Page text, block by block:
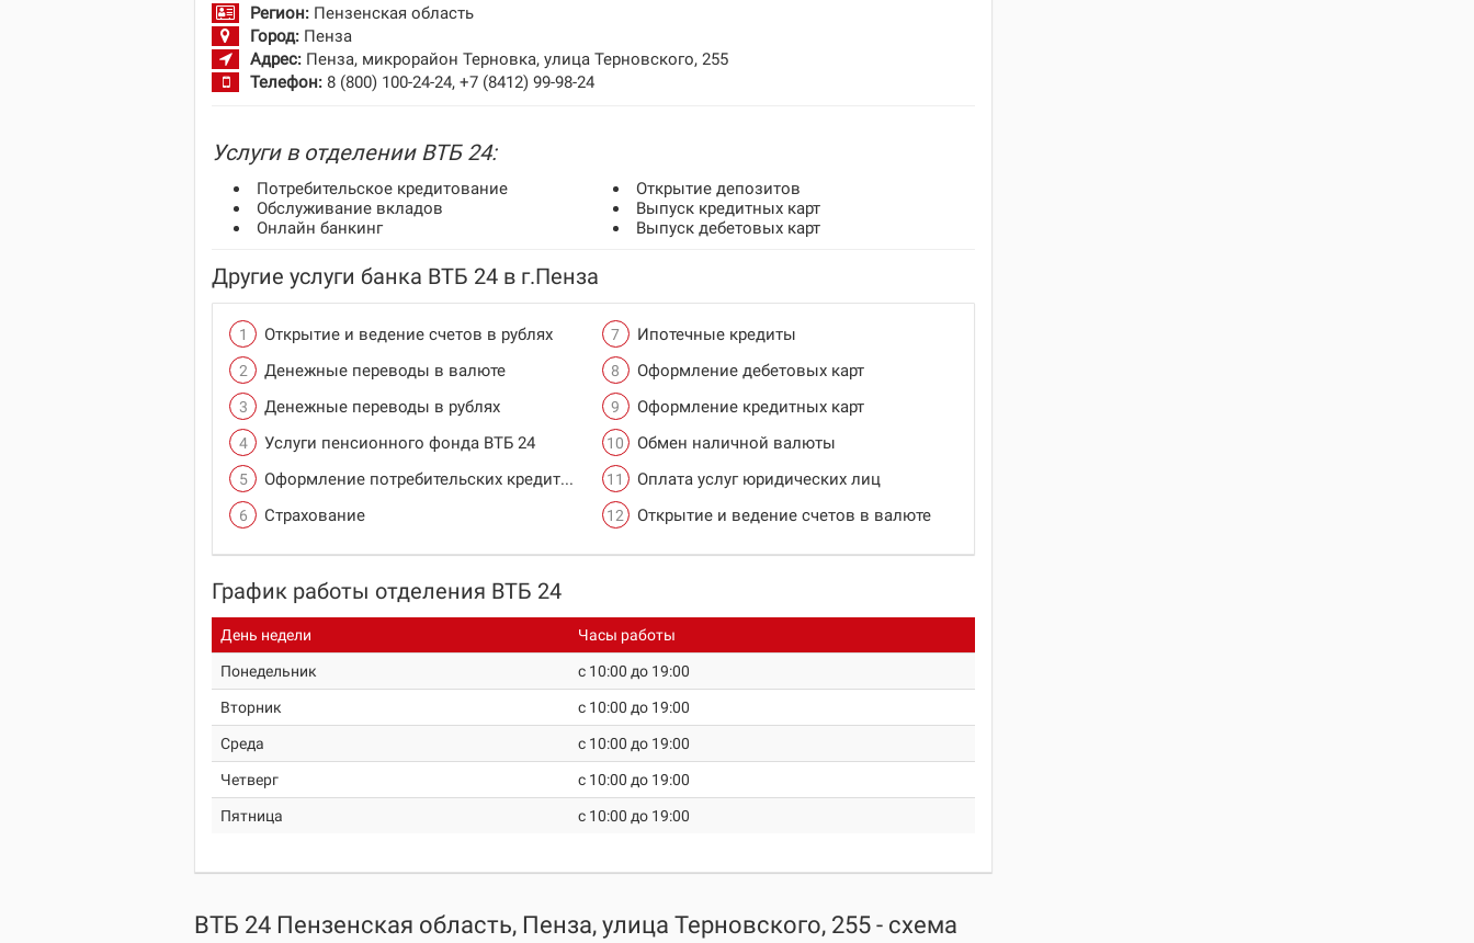
Регион: Пензенская область
Город: Пенза
Адрес: Пенза, микрорайон Терновка, улица Терновского, 255
Телефон: 8 (800) 100-24-24, +7 (8412) 99-98-24
Услуги в отделении ВТБ 24:
Потребительское кредитование
Обслуживание вкладов
Онлайн банкинг
Открытие депозитов
Выпуск кредитных карт
Выпуск дебетовых карт
Другие услуги банка ВТБ 24 в г.Пенза
Открытие и ведение счетов в рублях
Денежные переводы в валюте
Денежные переводы в рублях
Услуги пенсионного фонда ВТБ 24
Оформление потребительских кредитов
Страхование
Ипотечные кредиты
Оформление дебетовых карт
Оформление кредитных карт
Обмен наличной валюты
Оплата услуг юридических лиц
Открытие и ведение счетов в валюте
График работы отделения ВТБ 24
День недели Часы работы
Понедельник c 10:00 до 19:00
Вторник c 10:00 до 19:00
Среда c 10:00 до 19:00
Четверг c 10:00 до 19:00
Пятница c 10:00 до 19:00
ВТБ 24 Пензенская область, Пенза, улица Терновского, 255 - схема